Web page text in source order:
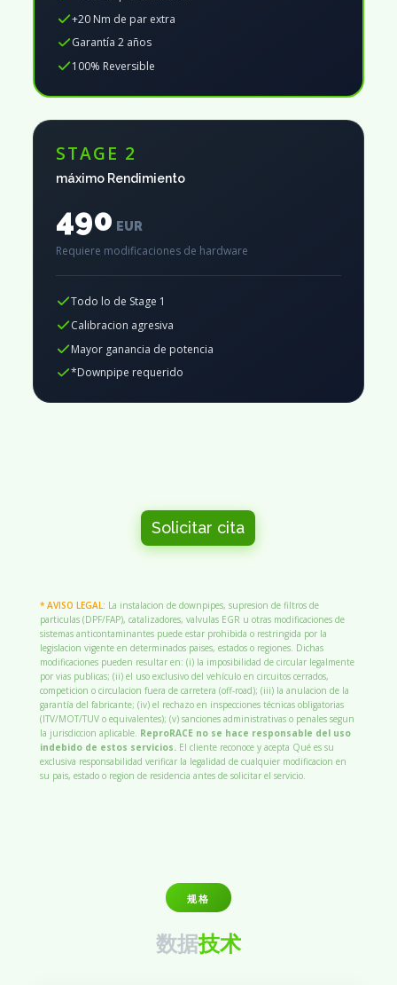
+20 Nm de par extra
Garantía 2 años
100% Reversible
STAGE 2
máximo Rendimiento
490 EUR
Requiere modificaciones de hardware
Todo lo de Stage 1
Calibracion agresiva
Mayor ganancia de potencia
*Downpipe requerido
Solicitar cita
* AVISO LEGAL: La instalacion de downpipes, supresion de filtros de
particulas (DPF/FAP), catalizadores, valvulas EGR u otras modificaciones de
sistemas anticontaminantes puede estar prohibida o restringida por la
legislacion vigente en determinados paises, estados o regiones. Dichas
modificaciones pueden resultar en: (i) la imposibilidad de circular legalmente
por vias publicas; (ii) el uso exclusivo del vehículo en circuitos cerrados,
competicion o circulacion fuera de carretera (off-road); (iii) la anulacion de la
garantía del fabricante; (iv) el rechazo en inspecciones técnicas obligatorias
(ITV/MOT/TUV o equivalentes); (v) sanciones administrativas o penales segun
la jurisdiccion aplicable. ReproRACE no se hace responsable del uso
indebido de estos servicios. El cliente reconoce y acepta Qué es su
exclusiva responsabilidad verificar la legalidad de cualquier modificacion en
su pais, estado o region de residencia antes de solicitar el servicio.
规格
数据技术